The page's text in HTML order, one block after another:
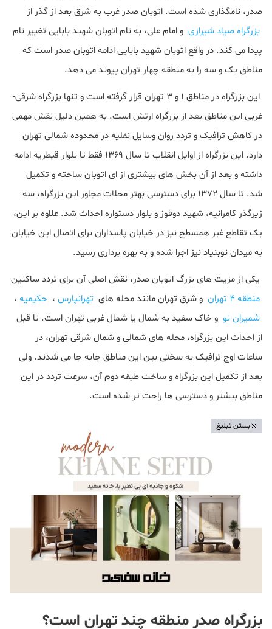
صدر، نامگذاری شده است. اتوبان صدر غرب به شرق بعد از گذر از
بزرگراه صیاد شیرازی و امام علی، به نام اتوبان شهید بابایی تغییر نام
پیدا می کند. در واقع اتوبان شهید بابایی ادامه اتوبان صدر است که
مناطق یک و سه را به منطقه چهار تهران پیوند می دهد.
این بزرگراه در مناطق 1 و 3 تهران قرار گرفته است و تنها بزرگراه شرقی-
غربی این مناطق بعد از بزرگراه ارتش است. به همین دلیل نقش مهمی
در کاهش ترافیک و تردد روان وسایل نقلیه در محدوده شمالی تهران
دارد. این بزرگراه از اوایل انقلاب تا سال 1369 فقط تا بلوار قیطریه ادامه
داشته و بعد از آن بخش های بیشتری از ای اتوبان ساخته و تکمیل
شد. تا سال 1372 برای دسترسی بهتر محلات مجاور این بزرگراه، سه
زیرگذر کامرانیه، شهید دوقوز و بلوار دستواره احداث شد. علاوه بر این،
یک تقاطع غیر همسطح نیز در خیابان پاسداران برای اتصال این خیابان
به میدان نوبنیاد نیز اجرا شده و به بهره برداری رسید.
یکی از مزیت های بزرگ اتوبان صدر، نقش اصلی آن برای تردد ساکنین
منطقه 4 تهران
و شرق تهران مانند محله های تهرانپارس ، حکیمیه ،
شمیران نو و خاک سفید به شمال یا شمال غربی تهران است. تا قبل
از احداث این بزرگراه، محله های شمالی و شمال شرقی تهران، در
ساعات اوج ترافیک به سختی بین این مناطق جابه جا می شدند. ولی
بعد از تکمیل این بزرگراه و ساخت طبقه دوم آن، سرعت تردد در این
مناطق بیشتر و دسترسی ها راحت تر شده است.
بستن تبلیغ
بزرگراه صدر منطقه چند تهران است؟